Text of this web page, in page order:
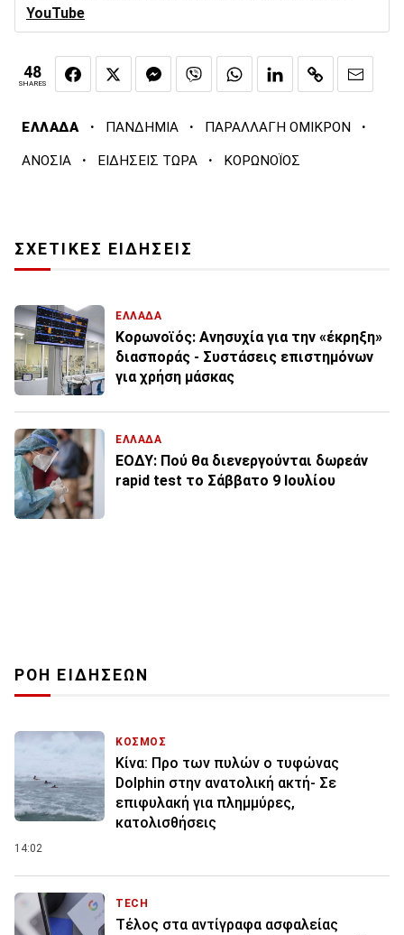
YouTube
48
SHARES
ΕΛΛΑΔΑ · ΠΑΝΔΗΜΙΑ · ΠΑΡΑΛΛΑΓΗ ΟΜΙΚΡΟΝ ·
ΑΝΟΣΙΑ · ΕΙΔΗΣΕΙΣ ΤΩΡΑ · ΚΟΡΩΝΟΪΟΣ
ΣΧΕΤΙΚΕΣ ΕΙΔΗΣΕΙΣ
ΕΛΛΑΔΑ
Κορωνοϊός: Ανησυχία για την «έκρηξη»
διασποράς - Συστάσεις επιστημόνων
για χρήση μάσκας
ΕΛΛΑΔΑ
ΕΟΔΥ: Πού θα διενεργούνται δωρεάν
rapid test το Σάββατο 9 Ιουλίου
ΡΟΗ ΕΙΔΗΣΕΩΝ
ΚΟΣΜΟΣ
Κίνα: Προ των πυλών ο τυφώνας
Dolphin στην ανατολική ακτή- Σε
επιφυλακή για πλημμύρες,
κατολισθήσεις
14:02
TECH
Τέλος στα αντίγραφα ασφαλείας